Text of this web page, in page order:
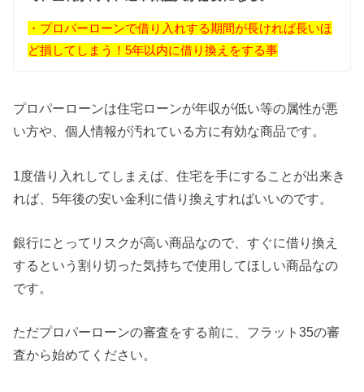
・プロパーローンで借り入れする期間が長ければ長いほ
ど損してしまう！5年以内に借り換えをする事
プロパーローンは住宅ローンが年収が低い等の属性が悪
い方や、個人情報が汚れている方に有効な商品です。
1度借り入れしてしまえば、住宅を手にすることが出来き
れば、5年後の安い金利に借り換えすればいいのです。
銀行にとってリスクが高い商品なので、すぐに借り換え
するという割り切った気持ちで使用してほしい商品なの
です。
ただプロパーローンの審査をする前に、フラット35の審
査から始めてください。